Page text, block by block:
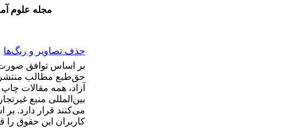
مجله علوم
حذف تصاویر و رنگ‌ها
بر اساس توافق صورت
حق‌طبع مطالب منتشر
آزاد، همه مقالات
بین‌المللی منبع
می‌کنند قرار دارد.
کاربران این حقوق را